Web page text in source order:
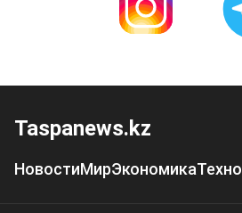
Taspanews.kz
НовостиМирЭкономикаТехно